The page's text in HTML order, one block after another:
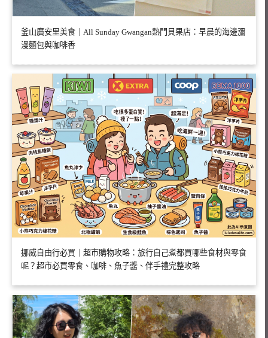
釜山廣安里美食｜All Sunday Gwangan熱門貝果店：早晨的海邊瀰
漫麵包與咖啡香
挪威自由行必買｜超市購物攻略：旅行自己煮都買哪些食材與零食
呢？超市必買零食、咖啡、魚子醬、伴手禮完整攻略